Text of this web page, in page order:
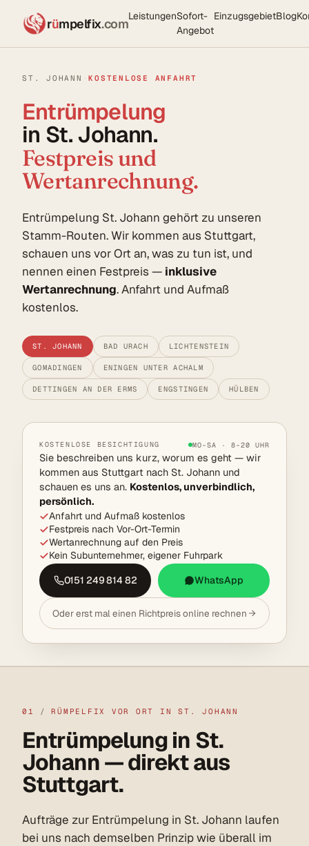
rümpelfix.comLeistungenSofort-
Angebot
EinzugsgebietBlog
ST. JOHANN ·KOSTENLOSE ANFAHRT
Entrümpelung
in St. Johann.
Festpreis und
Wertanrechnung.
Entrümpelung St. Johann gehört zu unseren
Stamm-Routen. Wir kommen aus Stuttgart,
schauen uns vor Ort an, was zu tun ist, und
nennen einen Festpreis — inklusive
Wertanrechnung. Anfahrt und Aufmaß
kostenlos.
ST. JOHANN BAD URACH LICHTENSTEIN
GOMADINGEN ENINGEN UNTER ACHALM
DETTINGEN AN DER ERMS ENGSTINGEN HÜLBEN
KOSTENLOSE BESICHTIGUNG MO–SA · 8–20 UHR
Sie beschreiben uns kurz, worum es geht — wir
kommen aus Stuttgart nach St. Johann und
schauen es uns an. Kostenlos, unverbindlich,
persönlich.
Anfahrt und Aufmaß kostenlos
Festpreis nach Vor-Ort-Termin
Wertanrechnung auf den Preis
Kein Subunternehmer, eigener Fuhrpark
0151 249 814 82
WhatsApp
Oder erst mal einen Richtpreis online rechnen
01 / RÜMPELFIX VOR ORT IN ST. JOHANN
Entrümpelung in St.
Johann — direkt aus
Stuttgart.
Aufträge zur Entrümpelung in St. Johann laufen
bei uns nach demselben Prinzip wie überall im